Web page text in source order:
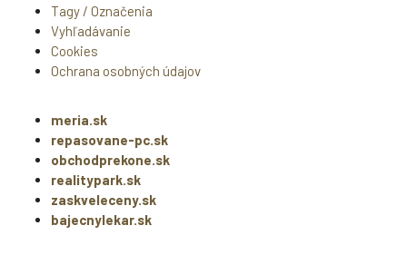
Tagy / Označenia
Vyhľadávanie
Cookies
Ochrana osobných údajov
meria.sk
repasovane-pc.sk
obchodprekone.sk
realitypark.sk
zaskveleceny.sk
bajecnylekar.sk